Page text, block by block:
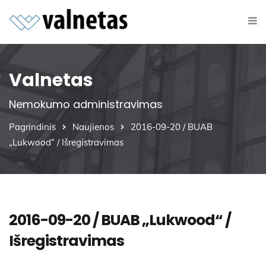
Valnetas
Nemokumo administravimas
Pagrindinis Naujienos
2016-09-20 / BUAB
„Lukwood“ / Išregistravimas
2016-09-20 / BUAB „Lukwood“ /
Išregistravimas